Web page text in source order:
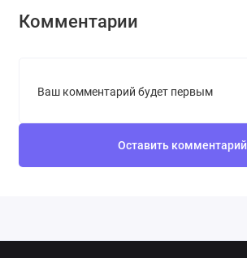
Комментарии
Ваш комментарий будет первым
Оставить комментарий